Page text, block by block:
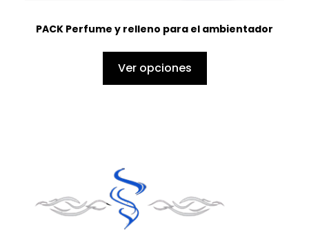
PACK Perfume y relleno para el ambientador
Ver opciones